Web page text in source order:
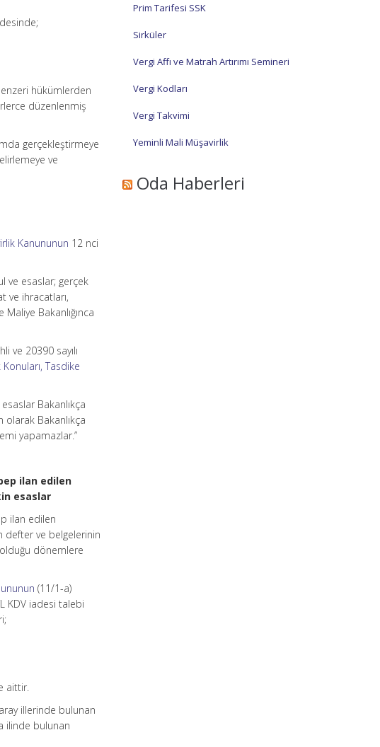
hükümlerden
düzenlenmiş
gerçekleştirmeye
ve
Kanununun 12 nci
ve esaslar; gerçek
ve ihracatları,
Bakanlığınca
ve 20390 sayılı
Tasdike
Bakanlıkça
olarak Bakanlıkça
yapamazlar.”
ilan edilen
esaslar
ilan edilen
defter ve belgelerinin
dönemlere
(11/1-a)
KDV iadesi talebi
aittir.
illerinde bulunan
ilinde bulunan
Prim Tarifesi SSK
Sirküler
Vergi Affı ve Matrah Artırımı Semineri
Vergi Kodları
Vergi Takvimi
Yeminli Mali Müşavirlik
Oda Haberleri